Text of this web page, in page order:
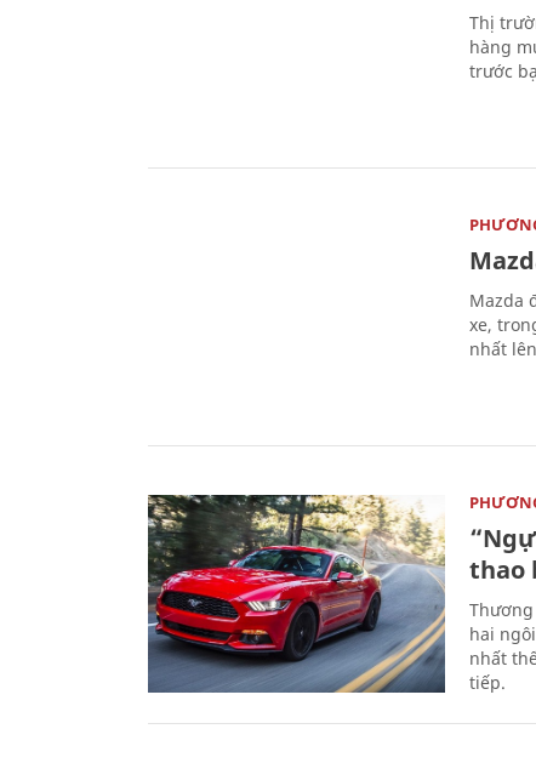
Thị
hàng
trước
Mazda
xe,
nhất
thao
hai
nhất
tiếp.